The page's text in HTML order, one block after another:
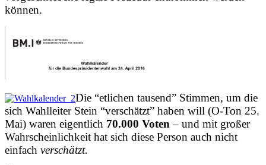
können.
Die “etlichen tausend” Stimmen, um die
sich Wahlleiter Stein “verschätzt” haben will (O-Ton 25.
Mai) waren eigentlich 70.000 Voten – und mit großer
Wahrscheinlichkeit hat sich diese Person auch nicht
einfach verschätzt.